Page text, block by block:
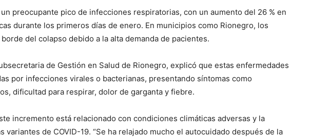
preocupante pico de infecciones respiratorias, con un aumento del 26 % en
durante los primeros días de enero. En municipios como Rionegro, los
del colapso debido a la alta demanda de pacientes.
de Gestión en Salud de Rionegro, explicó que estas enfermedades
por infecciones virales o bacterianas, presentando síntomas como
dificultad para respirar, dolor de garganta y fiebre.
incremento está relacionado con condiciones climáticas adversas y la
variantes de COVID-19. “Se ha relajado mucho el autocuidado después de la